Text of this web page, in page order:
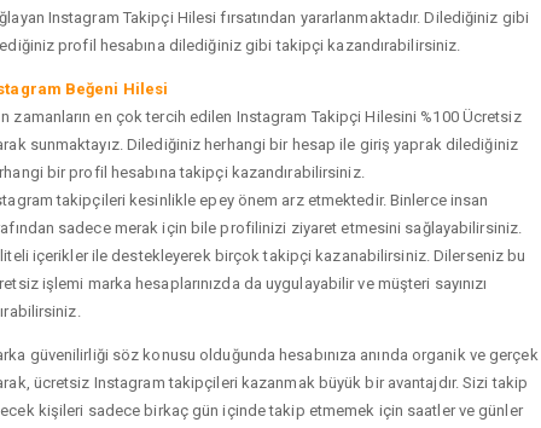
Instagram Takipçi Hilesi fırsatından yararlanmaktadır. Dilediğiniz gibi
profil hesabına dilediğiniz gibi takipçi kazandırabilirsiniz.
Beğeni Hilesi
zamanların en çok tercih edilen Instagram Takipçi Hilesini %100 Ücretsiz
sunmaktayız. Dilediğiniz herhangi bir hesap ile giriş yaprak dilediğiniz
bir profil hesabına takipçi kazandırabilirsiniz.
takipçileri kesinlikle epey önem arz etmektedir. Binlerce insan
sadece merak için bile profilinizi ziyaret etmesini sağlayabilirsiniz.
içerikler ile destekleyerek birçok takipçi kazanabilirsiniz. Dilerseniz bu
işlemi marka hesaplarınızda da uygulayabilir ve müşteri sayınızı
güvenilirliği söz konusu olduğunda hesabınıza anında organik ve gerçek
ücretsiz Instagram takipçileri kazanmak büyük bir avantajdır. Sizi takip
kişileri sadece birkaç gün içinde takip etmemek için saatler ve günler